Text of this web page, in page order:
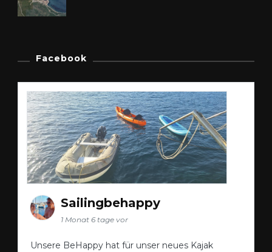
Facebook
Sailingbehappy
1 Monat 6 tage vor
Unsere BeHappy hat für unser neues Kajak